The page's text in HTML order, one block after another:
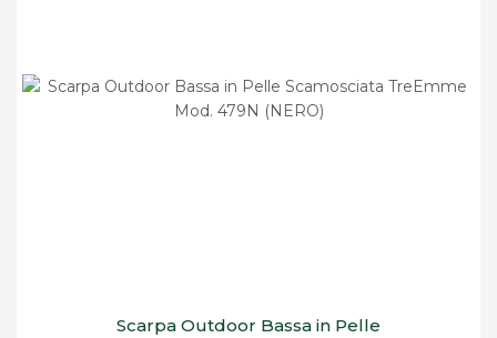
Scarpa Outdoor Bassa in Pelle